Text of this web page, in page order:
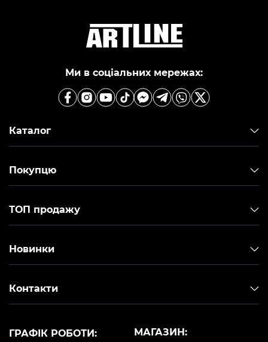
Ми в соціальних мережах:
Каталог
Покупцю
ТОП продажу
Новинки
Контакти
МАГАЗИН:
ГРАФІК РОБОТИ: